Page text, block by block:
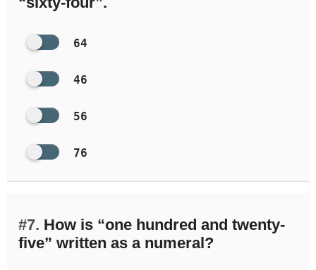
64
46
56
76
#7. How is “one hundred and twenty-
five” written as a numeral?